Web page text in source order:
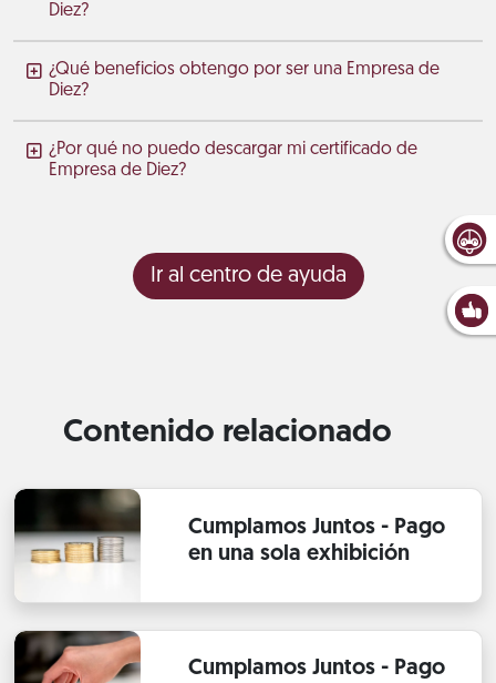
Diez?
¿Qué beneficios obtengo por ser una Empresa de
Diez?
¿Por qué no puedo descargar mi certificado de
Empresa de Diez?
Ir al centro de ayuda
Contenido relacionado
Cumplamos Juntos - Pago
en una sola exhibición
Cumplamos Juntos - Pago